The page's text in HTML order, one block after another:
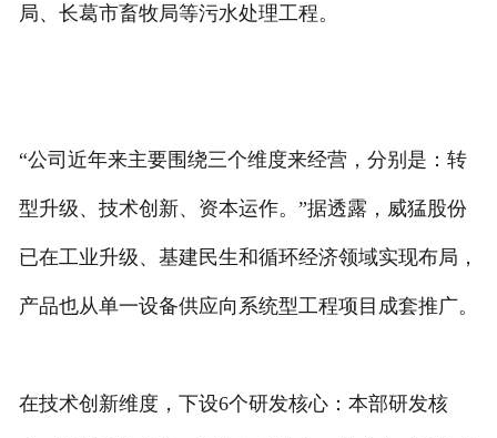
局、长葛市畜牧局等污水处理工程。
“公司近年来主要围绕三个维度来经营，分别是：转
型升级、技术创新、资本运作。”据透露，威猛股份
已在工业升级、基建民生和循环经济领域实现布局，
产品也从单一设备供应向系统型工程项目成套推广。
在技术创新维度，下设6个研发核心：本部研发核